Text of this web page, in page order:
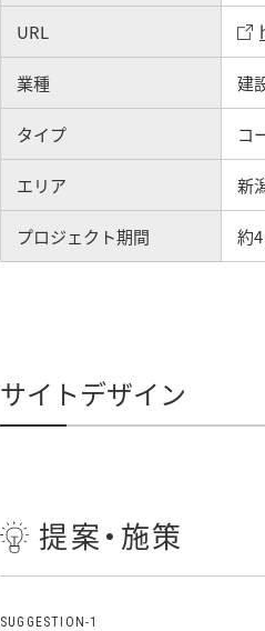
URL
業種 建
タイプ コ
エリア 新
プロジェクト期間 約
サイトデザイン
提案・施策